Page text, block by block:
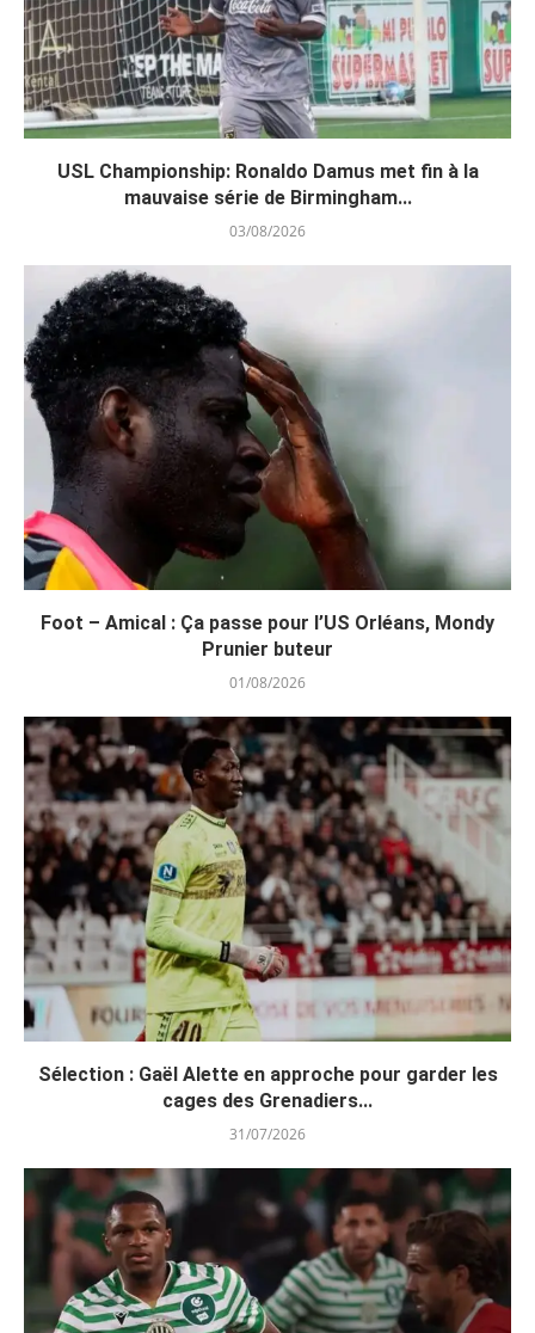
USL Championship: Ronaldo Damus met fin à la
mauvaise série de Birmingham...
03/08/2026
Foot – Amical : Ça passe pour l’US Orléans, Mondy
Prunier buteur
01/08/2026
Sélection : Gaël Alette en approche pour garder les
cages des Grenadiers...
31/07/2026